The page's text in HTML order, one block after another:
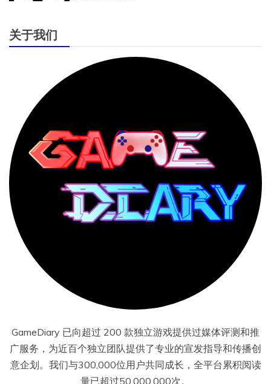
关于我们
GameDiary 已向超过 200 款独立游戏提供过媒体评测和推
广服务，为近百个独立团队提供了专业的宣发指导和传播创
意企划。我们与300,000位用户共同成长，全平台累积阅读
量已超过50,000,000次。